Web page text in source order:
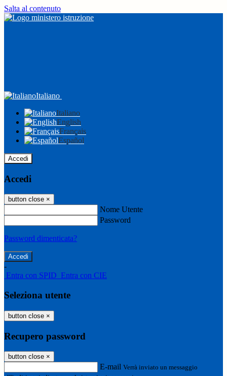
Salta al contenuto
Italiano
Italiano
English
Français
Español
Accedi
Accedi
button close ×
Nome Utente
Password
Password dimenticata?
-
Entra con SPID Entra con CIE
Seleziona utente
button close ×
Recupero password
button close ×
E-mail Verrà inviato un messaggio